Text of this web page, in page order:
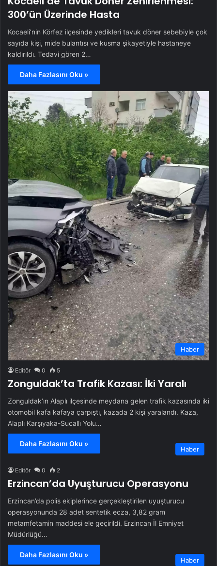
300’ün Üzerinde Hasta
Kocaeli’nin Körfez ilçesinde yedikleri tavuk döner sebebiyle çok
sayıda kişi, mide bulantısı ve kusma şikayetiyle hastaneye
kaldırıldı. Tedavi gören 2…
Daha Fazlasını Oku »
Haber
Editör 0 5
Zonguldak’ta Trafik Kazası: İki Yaralı
Zonguldak’ın Alaplı ilçesinde meydana gelen trafik kazasında iki
otomobil kafa kafaya çarpıştı, kazada 2 kişi yaralandı. Kaza,
Alaplı Karşıyaka-Sucallı Yolu…
Daha Fazlasını Oku »
Haber
Editör 0 2
Erzincan’da Uyuşturucu Operasyonu
Erzincan’da polis ekiplerince gerçekleştirilen uyuşturucu
operasyonunda 28 adet sentetik ecza, 3,82 gram
metamfetamin maddesi ele geçirildi. Erzincan İl Emniyet
Müdürlüğü…
Daha Fazlasını Oku »
Haber